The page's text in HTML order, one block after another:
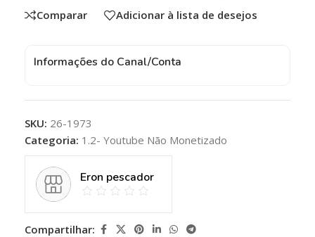
Comparar Adicionar à lista de desejos
Informações do Canal/Conta
SKU: 26-1973
Categoria: 1.2- Youtube Não Monetizado
Eron pescador
Compartilhar: